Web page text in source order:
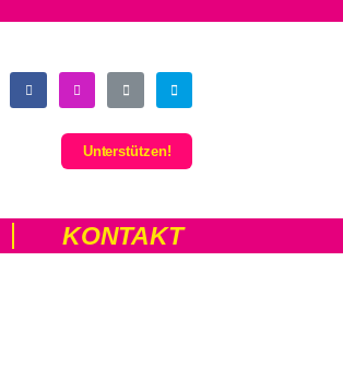
Unterstützen!
KONTAKT